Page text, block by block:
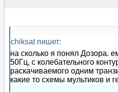
chiksat пишет:
на сколько я понял Дозора.
50Гц, с колебательного
раскачиваемого одним
какие то схемы мультиков и